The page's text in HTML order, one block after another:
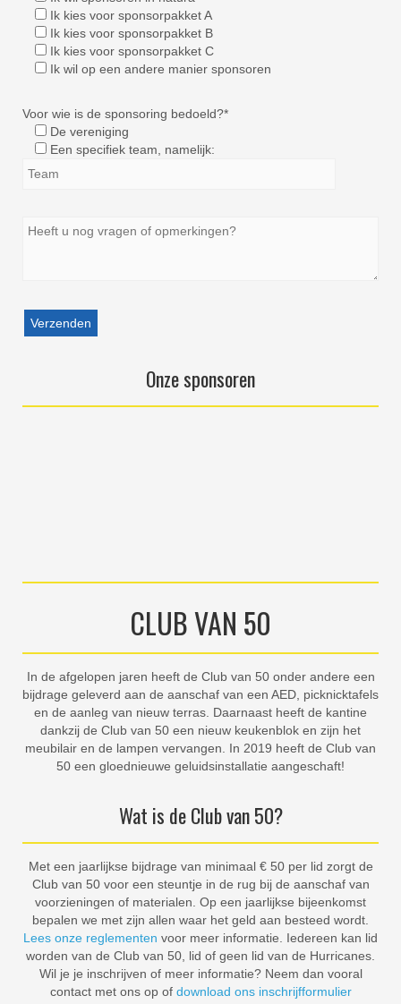
Ik kies voor sponsorpakket A
Ik kies voor sponsorpakket B
Ik kies voor sponsorpakket C
Ik wil op een andere manier sponsoren
Voor wie is de sponsoring bedoeld?*
De vereniging
Een specifiek team, namelijk:
Onze sponsoren
CLUB VAN 50
In de afgelopen jaren heeft de Club van 50 onder andere een
bijdrage geleverd aan de aanschaf van een AED, picknicktafels
en de aanleg van nieuw terras. Daarnaast heeft de kantine
dankzij de Club van 50 een nieuw keukenblok en zijn het
meubilair en de lampen vervangen. In 2019 heeft de Club van
50 een gloednieuwe geluidsinstallatie aangeschaft!
Wat is de Club van 50?
Met een jaarlijkse bijdrage van minimaal € 50 per lid zorgt de
Club van 50 voor een steuntje in de rug bij de aanschaf van
voorzieningen of materialen. Op een jaarlijkse bijeenkomst
bepalen we met zijn allen waar het geld aan besteed wordt.
Lees onze reglementen voor meer informatie. Iedereen kan lid
worden van de Club van 50, lid of geen lid van de Hurricanes.
Wil je je inschrijven of meer informatie? Neem dan vooral
contact met ons op of download ons inschrijfformulier